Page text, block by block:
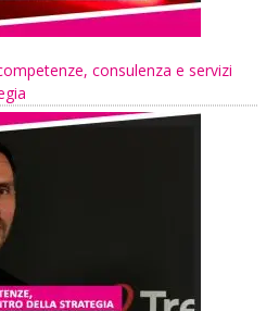
consulenza e servizi